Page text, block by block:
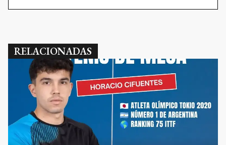
RELACIONADAS